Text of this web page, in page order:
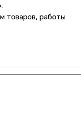
товаров, работы